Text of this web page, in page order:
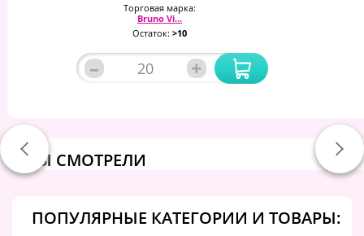
Торговая марка:
Bruno Vi...
Остаток: >10
– +
ВЫ СМОТРЕЛИ
ПОПУЛЯРНЫЕ КАТЕГОРИИ И ТОВАРЫ: